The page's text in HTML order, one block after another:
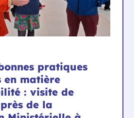
pratiques
en matière
: visite de
de la